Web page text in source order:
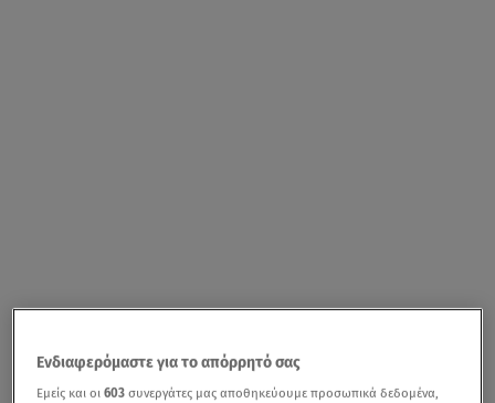
Ενδιαφερόμαστε για το απόρρητό σας
Εμείς και οι603 συνεργάτες μας αποθηκεύουμε προσωπικά δεδομένα,